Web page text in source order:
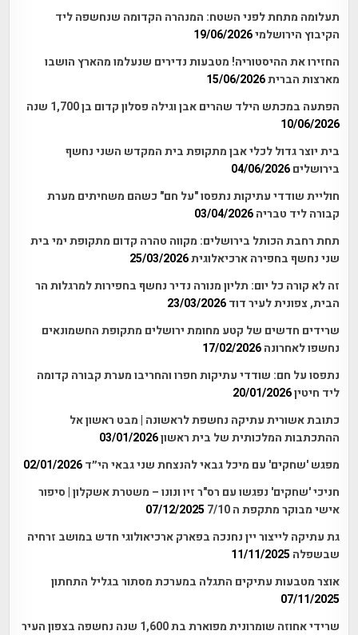
תעלומה מתחת לפני השטח: המנהרה הקדומה שנחשפה ליד
הקיבוץ הירושלמי19/06/2026
החזירו את ההיסטוריה! מטבעות נדירים שנעלמו מהארץ הושבו
מארצות הברית15/06/2026
הפתעה במכתש הילד שהרים אבן וגילה פסלון קדום בן 1,700 שנה
10/06/2026
בית יוצר גדול לכלי אבן מתקופת בית המקדש השני נחשף
בירושלים 04/06/2026
חוליית שודדי עתיקות נתפסו "על חם" כשהם משחיתים מערת
קבורה ליד טבריה 03/04/2026
תחת רחבת הכותל בירושלים: מקווה טהרה קדום מתקופת ימי בית
שני נחשף בחפירה ארכיאלוגית25/03/2026
זה לא קורה כל יום: תליון מנורה נדיר נחשף בחפירות למרגלות הר
הבית, צפונית לעיר דוד 23/03/2026
שרידים חדשים של קטע מחומת ירושלים מתקופת החשמונאים
נחשפו לאחרונה 17/02/2026
נתפסו על חם: שודדי עתיקות חפרו והחריבו מערת קבורה קדומה
ליד חיטין20/01/2026
כתובת אשורית עתיקה נחשפת לראשונה | מבט ראשון אל
ההתכתבות המלכותית של בית ראשון03/01/2026
מפגש 'שחקים' עם מיכל גבאי להנצחת שני גבאי הי״ד 02/01/2026
חניכי 'שחקים' נפגשו עם רס"ר זיו ונונו – משטרת אשקלון | סיפור
אישי מבוקר מתקפת ה 7/10
07/12/2025
גת עתיקה לייצור יין נחנכה בפארק ארכיאולוגי חדש במושב זרחיה
שבשפלה 11/11/2025
אוצר מטבעות עתיקים התגלה במערכת מסתור בגליל התחתון
07/11/2025
שרידי אחוזה שומרונית מפוארת בת 1,600 שנה נחשפה בצפון העיר